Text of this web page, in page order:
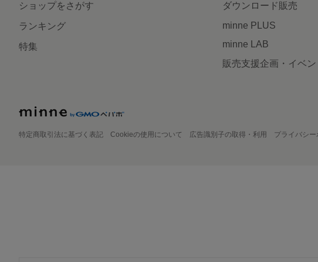
ショップをさがす
ランキング
特集
ダウンロード販売
minne PLUS
minne LAB
販売支援企画・イベン
特定商取引法に基づく表記 Cookieの使用について 広告識別子の取得・利用 プライバシー